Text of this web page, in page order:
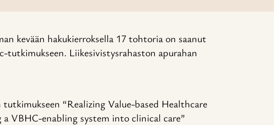
kevään hakukierroksella 17 tohtoria on saanut
tutkimukseen. Liikesivistysrahaston apurahan
“Realizing Value-based Healthcare
enabling system into clinical care”